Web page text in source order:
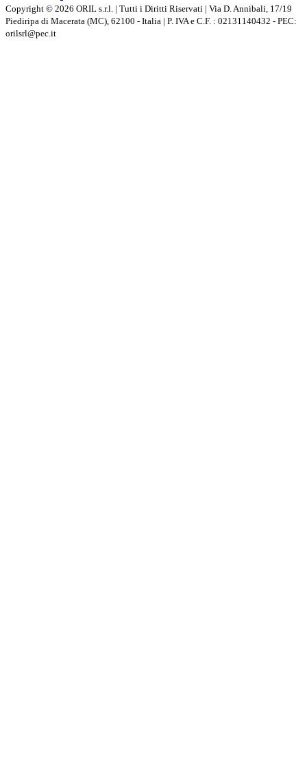
Copyright © 2026 ORIL s.r.l. | Tutti i Diritti Riservati | Via D. Annibali, 17/19
Piediripa di Macerata (MC), 62100 - Italia | P. IVA e C.F. : 02131140432 - PEC:
orilsrl@pec.it